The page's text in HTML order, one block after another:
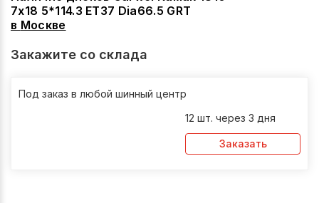
7x18 5*114.3 ET37 Dia66.5 GRT
в Москве
Закажите со склада
Под заказ в любой шинный центр
12 шт. через 3 дня
Заказать